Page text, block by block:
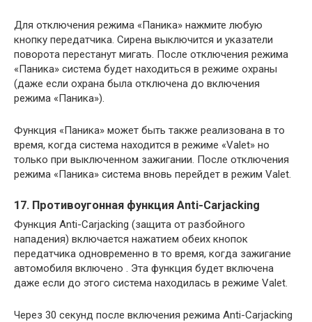
Для отключения режима «Паника» нажмите любую
кнопку передатчика. Сирена выключится и указатели
поворота перестанут мигать. После отключения режима
«Паника» система будет находиться в режиме охраны
(даже если охрана была отключена до включения
режима «Паника»).
Функция «Паника» может быть также реализована в то
время, когда система находится в режиме «Valet» но
только при выключенном зажигании. После отключения
режима «Паника» система вновь перейдет в режим Valet.
17. Противоугонная функция Anti-Carjacking
Функция Anti-Carjacking (защита от разбойного
нападения) включается нажатием обеих кнопок
передатчика одновременно в то время, когда зажигание
автомобиля включено . Эта функция будет включена
даже если до этого система находилась в режиме Valet.
Через 30 секунд после включения режима Anti-Carjacking